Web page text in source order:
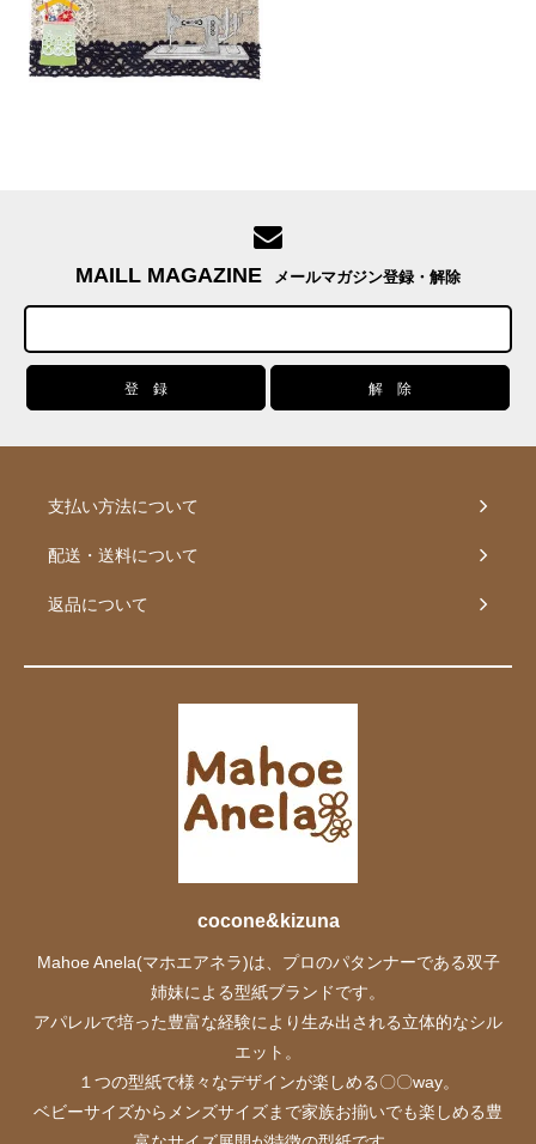
MAILL MAGAZINE メールマガジン登録・解除
支払い方法について
配送・送料について
返品について
cocone&kizuna
Mahoe Anela(マホエアネラ)は、プロのパタンナーである双子
姉妹による型紙ブランドです。
アパレルで培った豊富な経験により生み出される立体的なシル
エット。
１つの型紙で様々なデザインが楽しめる〇〇way。
ベビーサイズからメンズサイズまで家族お揃いでも楽しめる豊